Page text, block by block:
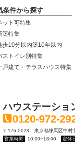
条件から探す
ット可特集
築特集
歩10分以内築10年以内
ストイレ別特集
戸建て・テラスハウス特集
ハウステーショ
0120-972-
〒176-0023 東京都練馬区中村
営業時間
10:00~18:00 定休